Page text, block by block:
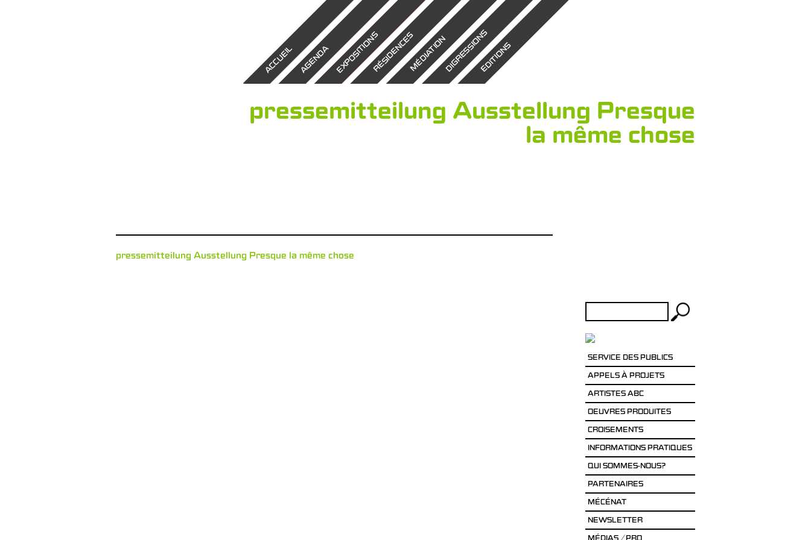
ACCUEILAGENDAEXPOSITIONSRÉSIDENCESMÉDIATIONDIGRESSIONSEDITIONS
pressemitteilung Ausstellung Presque
la même chose
pressemitteilung Ausstellung Presque la même chose
SERVICE DES PUBLICS
APPELS À PROJETS
ARTISTES ABC
OEUVRES PRODUITES
CROISEMENTS
INFORMATIONS PRATIQUES
QUI SOMMES-NOUS?
PARTENAIRES
MÉCÉNAT
NEWSLETTER